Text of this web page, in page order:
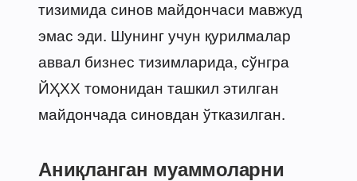
тизимида синов майдончаси мавжуд
эмас эди. Шунинг учун қурилмалар
аввал бизнес тизимларида, сўнгра
ЙҲХХ томонидан ташкил этилган
майдончада синовдан ўтказилган.
Аниқланган муаммоларни